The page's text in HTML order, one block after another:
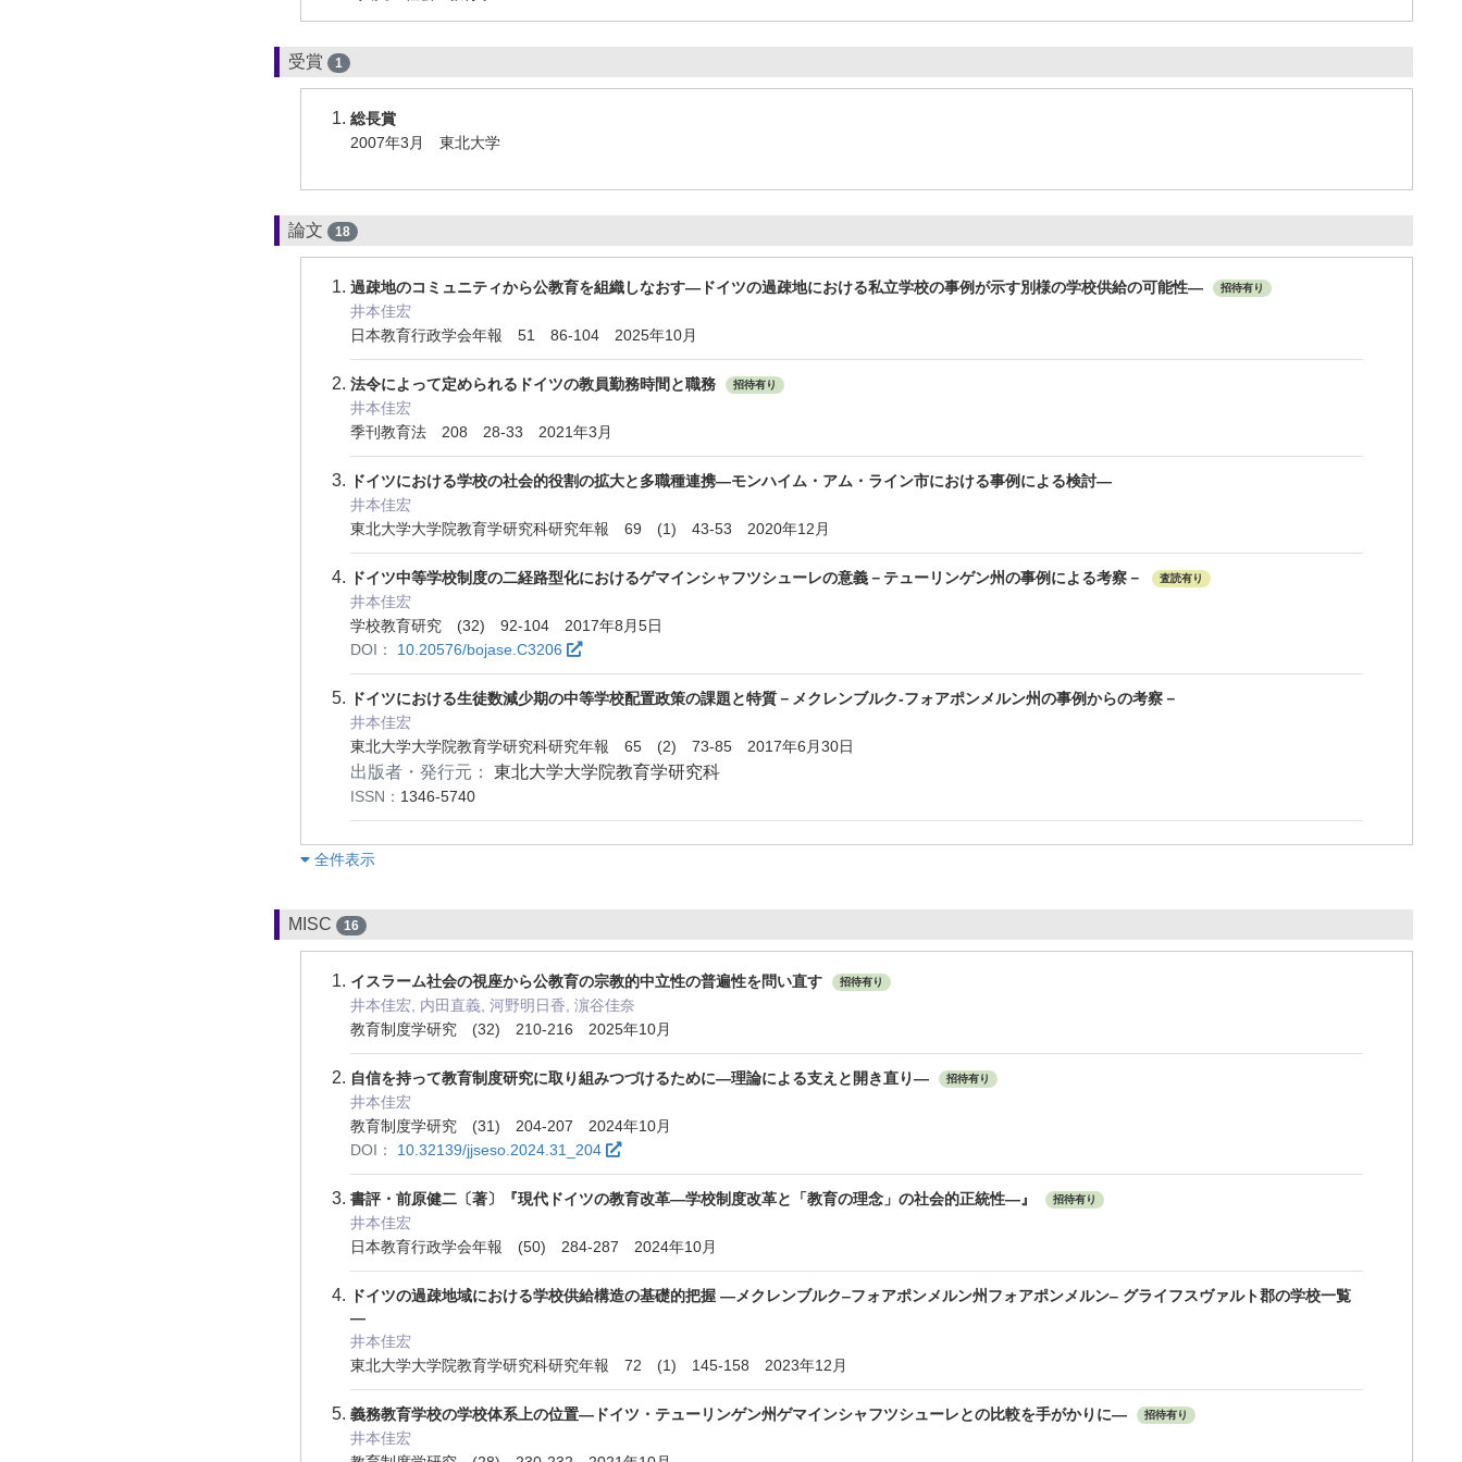
受賞 1
総長賞
2007年3月 東北大学
論文 18
過疎地のコミュニティから公教育を組織しなおす―ドイツの過疎地における私立学校の事例が示す別様の学校供給の可能性― 招待有り
井本佳宏
日本教育行政学会年報 51 86-104 2025年10月
法令によって定められるドイツの教員勤務時間と職務 招待有り
井本佳宏
季刊教育法 208 28-33 2021年3月
ドイツにおける学校の社会的役割の拡大と多職種連携―モンハイム・アム・ライン市における事例による検討―
井本佳宏
東北大学大学院教育学研究科研究年報 69 (1) 43-53 2020年12月
ドイツ中等学校制度の二経路型化におけるゲマインシャフツシューレの意義－テューリンゲン州の事例による考察－ 査読有り
井本佳宏
学校教育研究 (32) 92-104 2017年8月5日
DOI：
10.20576/bojase.C3206
ドイツにおける生徒数減少期の中等学校配置政策の課題と特質－メクレンブルク‐フォアポンメルン州の事例からの考察－
井本佳宏
東北大学大学院教育学研究科研究年報 65 (2) 73-85 2017年6月30日
出版者・発行元： 東北大学大学院教育学研究科
ISSN： 1346-5740
︎全件表示
MISC 16
イスラーム社会の視座から公教育の宗教的中立性の普遍性を問い直す 招待有り
井本佳宏, 内田直義, 河野明日香, 濵谷佳奈
教育制度学研究 (32) 210-216 2025年10月
自信を持って教育制度研究に取り組みつづけるために―理論による支えと開き直り― 招待有り
井本佳宏
教育制度学研究 (31) 204-207 2024年10月
DOI：
10.32139/jjseso.2024.31_204
書評・前原健二〔著〕『現代ドイツの教育改革―学校制度改革と「教育の理念」の社会的正統性—』 招待有り
井本佳宏
日本教育行政学会年報 (50) 284-287 2024年10月
ドイツの過疎地域における学校供給構造の基礎的把握 ―メクレンブルク‒フォアポンメルン州フォアポンメルン‒ グライフスヴァルト郡の学校一覧
―
井本佳宏
東北大学大学院教育学研究科研究年報 72 (1) 145-158 2023年12月
義務教育学校の学校体系上の位置―ドイツ・テューリンゲン州ゲマインシャフツシューレとの比較を手がかりに― 招待有り
井本佳宏